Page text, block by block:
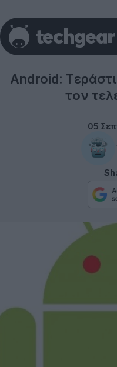
Αndroid:
τον
05